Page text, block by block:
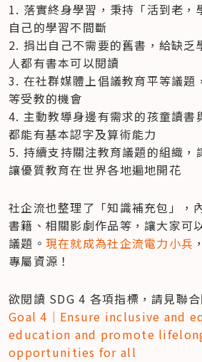
1. 落實終身學習，秉持「活到老，
自己的學習不間斷
2. 捐出自己不需要的舊書，給缺乏
人都有書本可以閱讀
3. 在社群媒體上倡議教育平等議題
等受教的機會
4. 主動教導身邊有需求的孩童讀書
都能有基本認字及算術能力
5. 持續支持關注教育議題的組織，
讓優質教育在世界各地遍地開花
社企流也整理了「知識補充包」，
書籍、相關影劇作品等，讓大家可
議題。 現在就成為社企流電力小兵
專屬資源！
欲閱讀 ​SDG 4 各項指標，請見聯
Goal 4｜Ensure inclusive and
education and promote
opportunities for all